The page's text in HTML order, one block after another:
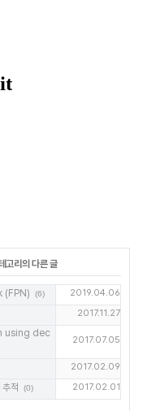
고리의 다른 글
(FPN) (6) 2019.04.06
2017.11.27
using dec
2017.07.05
2017.02.09
적 (0) 2017.02.01